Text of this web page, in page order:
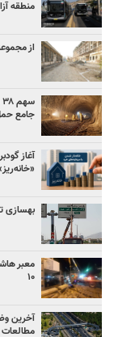
منطقه
از
جامع
آغاز
بهسازی
معبر
۱۰
مطالعات ۲ پل